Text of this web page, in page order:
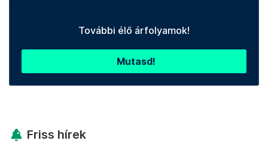
További élő árfolyamok!
Mutasd!
Friss hírek